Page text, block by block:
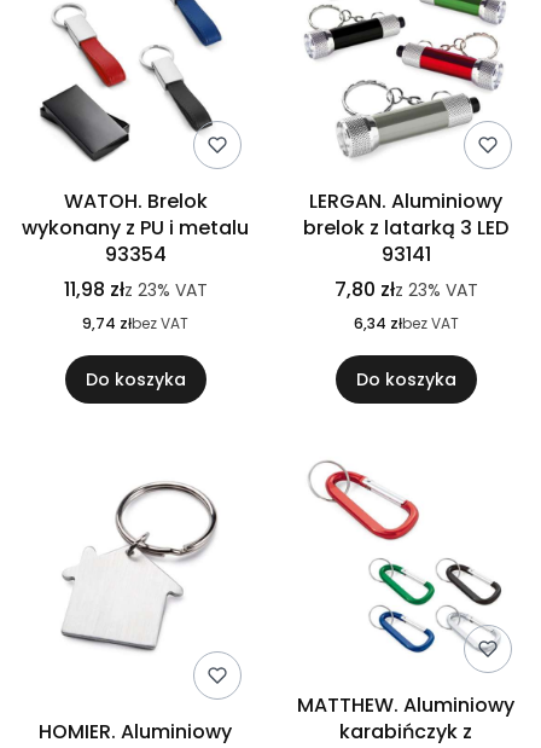
WATOH. Brelok
wykonany z PU i metalu
93354
11,98 złz 23% VAT
9,74 złbez VAT
Do koszyka
LERGAN. Aluminiowy
brelok z latarką 3 LED
93141
7,80 złz 23% VAT
6,34 złbez VAT
Do koszyka
HOMIER. Aluminiowy
MATTHEW. Aluminiowy
karabińczyk z